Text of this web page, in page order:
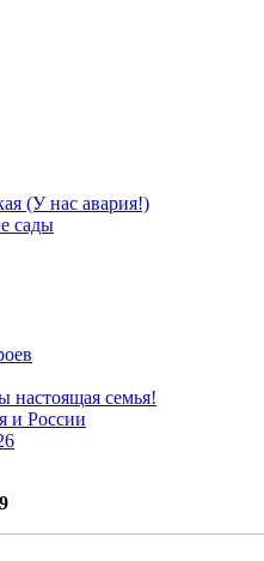
(У нас авария!)
сады
семья!
и России